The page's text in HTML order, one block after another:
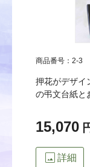
商品番号：2-3
押花がデザイ
の弔文台紙と
15,070
image 詳細